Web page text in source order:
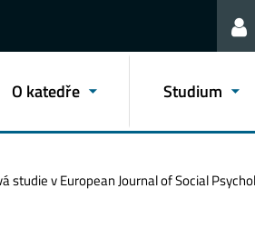
O katedře Studium
studie v European Journal of Social